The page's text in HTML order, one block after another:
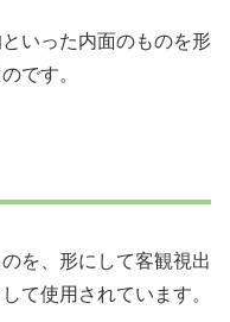
いった内面のものを形
です。
を、形にして客観視出
て使用されています。